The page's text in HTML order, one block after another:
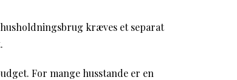
kræves et separat
For mange husstande er en